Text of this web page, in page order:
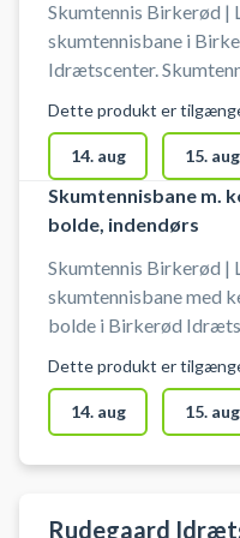
Padel Klub.
Skumtennis Birkerød |
skumtennisbane i
Idrætscenter.
hvor der også spilles
og pickleball. Book
skumtennisbane og spil
skumtennis i Birkerød. Booking af
skumtennis banen er
bolde. Gratis parkering ved
skumtennisbanerne
Idrætscenter.
Dette produkt er
14. aug 15. aug
Skumtennisbane m.
bolde, indendørs
Skumtennis Birkerød |
skumtennisbane med
bolde i Birkerød
der spilles på baner,
spilles badminton og
Book nemt din
spil skumtennis i
inklusiv ketchere og bolde.
Dette produkt er
14. aug 15. aug
Rudegaard